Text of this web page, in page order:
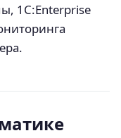
1C:Enterprise